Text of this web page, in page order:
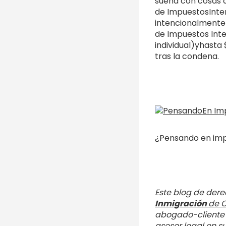
de
de Impuestos
individual)yhasta
tras la condena.
¿Pensando en
Este blog de
Inmigraciónde
abogado-cliente